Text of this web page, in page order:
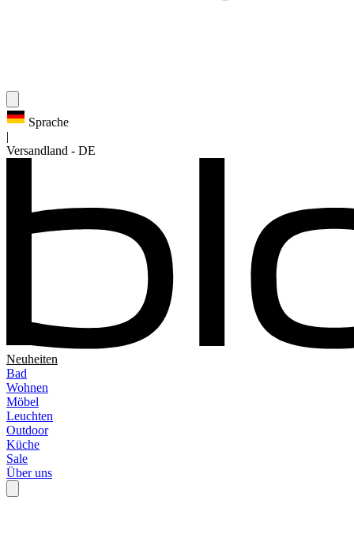
Sprache
Versandland - DE
Neuheiten
Bad
Wohnen
Möbel
Leuchten
Outdoor
Küche
Sale
Über uns